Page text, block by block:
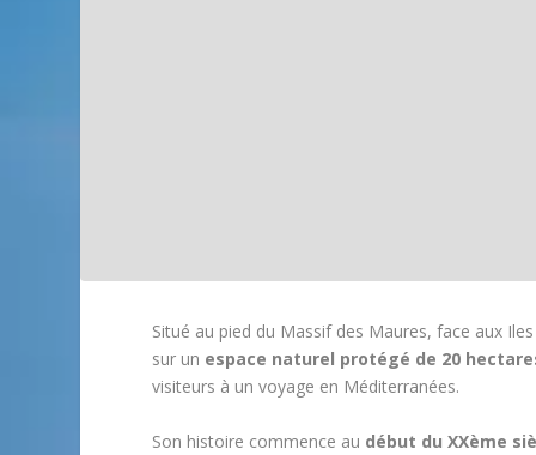
Situé au pied du Massif des Maures, face aux
sur un espace naturel protégé de 20
visiteurs à un voyage en Méditerranées.
Son histoire commence au début du XXème